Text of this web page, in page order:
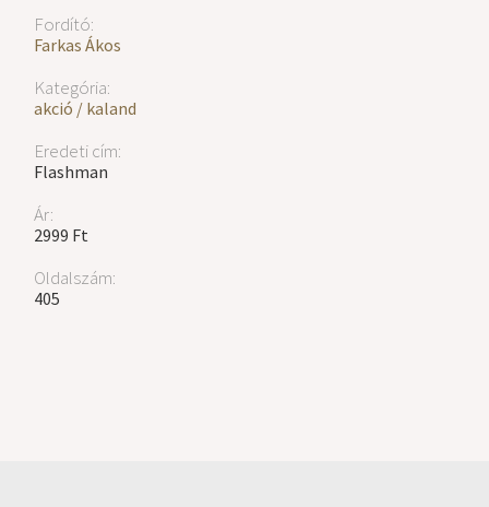
Fordító:
Farkas Ákos
Kategória:
akció / kaland
Eredeti cím:
Flashman
Ár:
2999 Ft
Oldalszám:
405